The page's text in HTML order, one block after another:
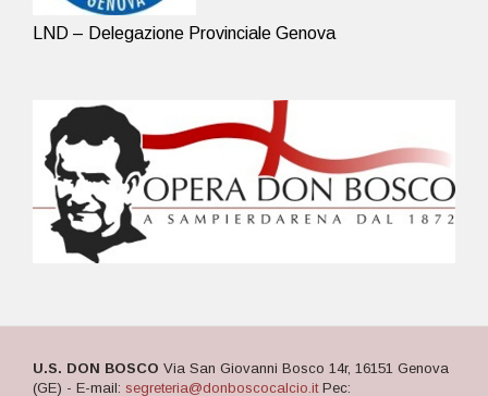
LND – Delegazione Provinciale Genova
U.S. DON BOSCO Via San Giovanni Bosco 14r, 16151 Genova
(GE) - E-mail: segreteria@donboscocalcio.itPec: